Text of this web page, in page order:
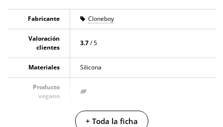
Silicona de alta calidad con
Base con ventosa para unafijación estable en superficies.
Kit completo con
anillo para el pene
Fabricante Cloneboy
Valoración
clientes
3.7/ 5
Materiales Silicona
Producto
vegano
+ Toda la ficha